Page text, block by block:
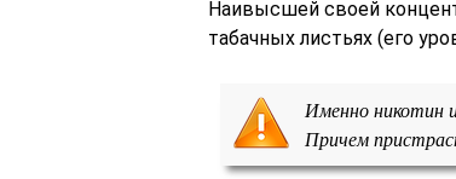
Наивысшей своей
табачных листьях (его
Именно никотин
Причем